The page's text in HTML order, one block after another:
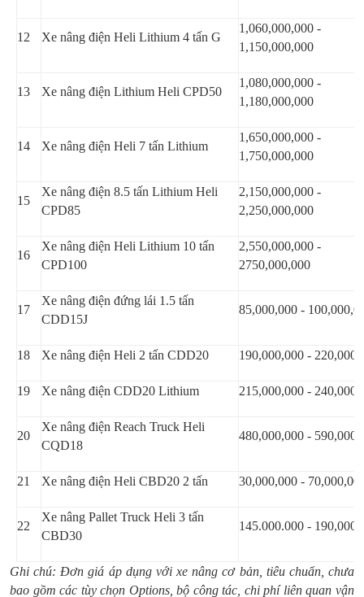
12 Xe nâng điện Heli Lithium 4 tấn G
1,060,000,000 -
1,150,000,000
13 Xe nâng điện Lithium Heli CPD50
1,080,000,000 -
1,180,000,000
14 Xe nâng điện Heli 7 tấn Lithium
1,650,000,000 -
1,750,000,000
15
Xe nâng điện 8.5 tấn Lithium Heli
CPD85
2,150,000,000 -
2,250,000,000
16
Xe nâng điện Heli Lithium 10 tấn
CPD100
2,550,000,000 -
2750,000,000
17
Xe nâng điện đứng lái 1.5 tấn
CDD15J
85,000,000 -
18 Xe nâng điện Heli 2 tấn CDD20 190,000,000 -
19 Xe nâng điện CDD20 Lithium 215,000,000 -
20
Xe nâng điện Reach Truck Heli
CQD18
480,000,000 -
21 Xe nâng điện Heli CBD20 2 tấn 30,000,000 -
22
Xe nâng Pallet Truck Heli 3 tấn
CBD30
145.000.000 -
Ghi chú: Đơn giá áp dụng với xe nâng cơ bản, tiêu chuẩn, chưa
bao gồm các tùy chọn Options, bộ công tác, chi phí liên quan vận